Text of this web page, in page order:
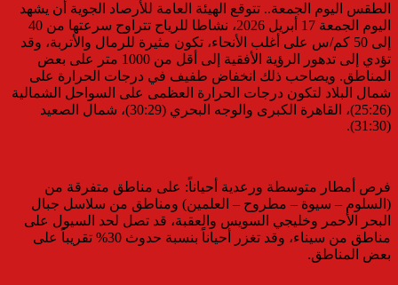
الطقس اليوم الجمعة.. تتوقع الهيئة العامة للأرصاد الجوية أن يشهد
اليوم الجمعة 17 أبريل 2026، نشاطا للرياح تتراوح سرعتها من 40
إلى 50 كم/س على أغلب الأنحاء، تكون مثيرة للرمال والأتربة، وقد
تؤدي إلى تدهور الرؤية الأفقية إلى أقل من 1000 متر على بعض
المناطق. ويصاحب ذلك انخفاض طفيف في درجات الحرارة على
شمال البلاد لتكون درجات الحرارة العظمى على السواحل الشمالية
(25:26)، القاهرة الكبرى والوجه البحري (30:29)، شمال الصعيد
(31:30).
​فرص أمطار متوسطة ورعدية أحياناً: على مناطق متفرقة من
(السلوم – سيوة – مطروح – العلمين) ومناطق من سلاسل جبال
البحر الأحمر وخليجي السويس والعقبة، قد تصل لحد السيول على
مناطق من سيناء، وقد تغزر أحياناً بنسبة حدوث 30% تقريباً على
بعض المناطق.